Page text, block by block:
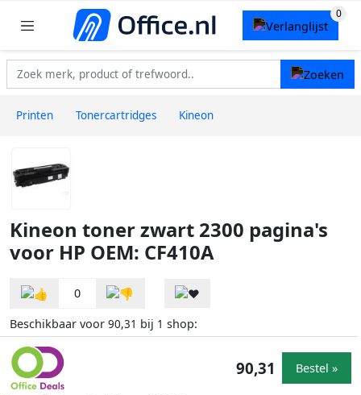
Printen Tonercartridges Kineon
Kineon toner zwart 2300 pagina's
voor HP OEM: CF410A
0
Beschikbaar voor 90,31 bij 1 shop:
90,31 Bestel »